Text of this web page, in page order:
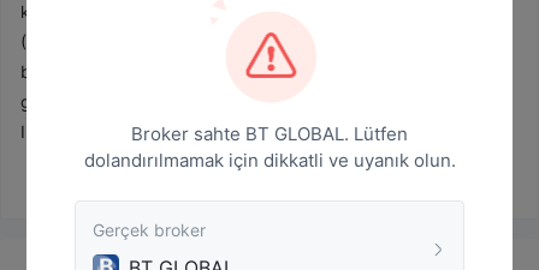
kripto para birimlerinin yanı sıra tokenize edilmiş emtiaları
(Altın, Gümüş), hisse senetlerini (Tesla, Amazon, Microsoft) ve
blockchain varlıklarına, DEFI jetonlarına, NFT'lere ve
gelişmekte olan GameFi sektörüne maruz kalmayı kapsar. Axie
Infinity gibi jetonlar.
BTCC Globalilişkili işlem ücretleri ve 150x'e kadar kaldıraç ile
hesap türleri sunar. ödeme yöntemleri, kredi kartlarından ach
transferlerine ve simpleks yoluyla kripto satın alımlarına kadar
Broker sahte BT GLOBAL. Lütfen
dolandırılmamak için dikkatli ve uyanık olun.
Gerçek broker